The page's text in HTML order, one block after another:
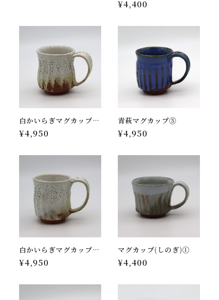
¥4,400
白かいらぎマグカップ(しのぎ)⑦
¥4,950
青萩マグカップ⑤
¥4,950
白かいらぎマグカップ(しのぎ)②
¥4,950
マグカップ(しのぎ)①
¥4,400